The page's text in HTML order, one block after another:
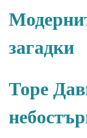
загадки
Торе